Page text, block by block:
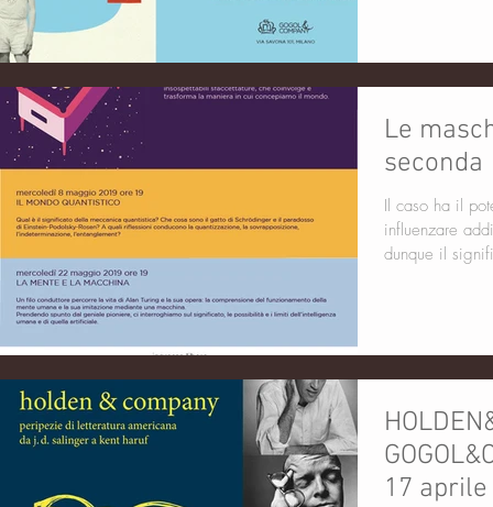
Le
seconda
Il caso ha il
influenzare
dunque il
17 aprile